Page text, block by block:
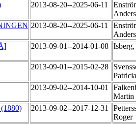
2013-08-20--2025-06-11
2013-08-20--2025-06-11
2013-09-01--2014-01-08
2013-09-01--2015-02-28
2013-09-02--2014-10-01
Martin
2013-09-02--2017-12-31
Roger